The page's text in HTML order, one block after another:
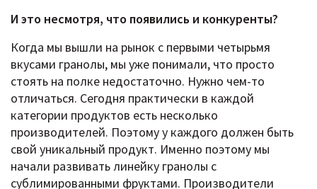
И это несмотря, что появились и конкуренты?
Когда мы вышли на рынок с первыми четырьмя
вкусами гранолы, мы уже понимали, что просто
стоять на полке недостаточно. Нужно чем-то
отличаться. Сегодня практически в каждой
категории продуктов есть несколько
производителей. Поэтому у каждого должен быть
свой уникальный продукт. Именно поэтому мы
начали развивать линейку гранолы с
сублимированными фруктами. Производители